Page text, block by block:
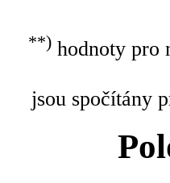
**)hodnoty pro
jsou spočítány